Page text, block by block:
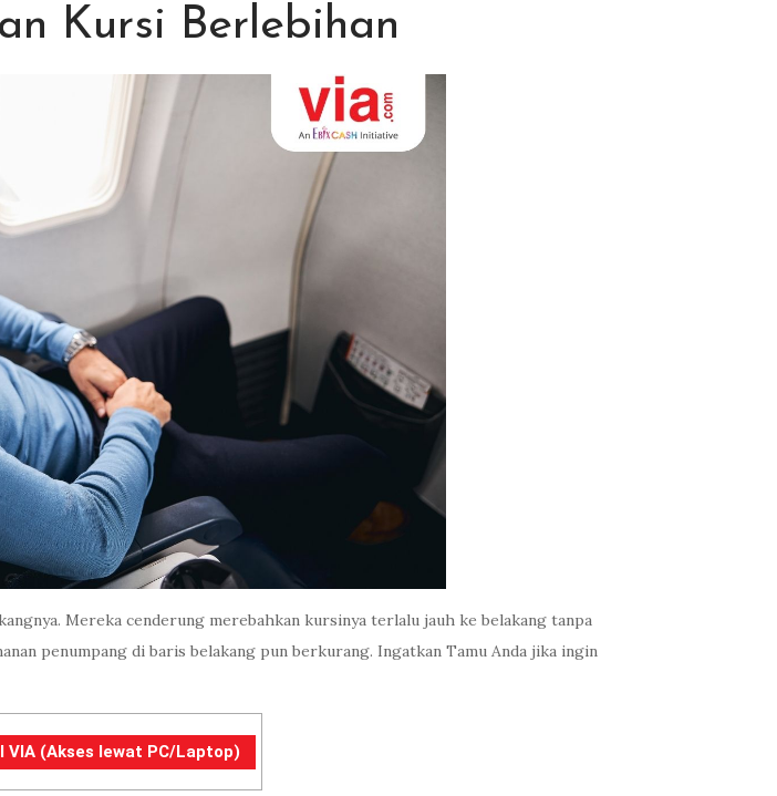
Kursi Berlebihan
Mereka cenderung merebahkan kursinya terlalu jauh ke belakang tanpa
penumpang di baris belakang pun berkurang. Ingatkan Tamu Anda jika ingin
VIA (Akses lewat PC/Laptop)